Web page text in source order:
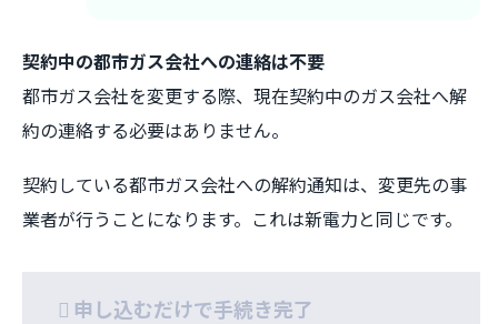
契約中の都市ガス会社への連絡は不要
都市ガス会社を変更する際、現在契約中のガス会社へ解
約の連絡する必要はありません。
契約している都市ガス会社への解約通知は、変更先の事
業者が行うことになります。これは新電力と同じです。
申し込むだけで手続き完了